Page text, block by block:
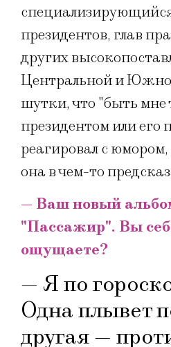
президентов, глав
других
Центральной и
шутки, что "быть мне
президентом или его
реагировал с юмором,
она в чем-то
— Ваш новый
"Пассажир". Вы
ощущаете?
— Я по
Одна плывет
другая —